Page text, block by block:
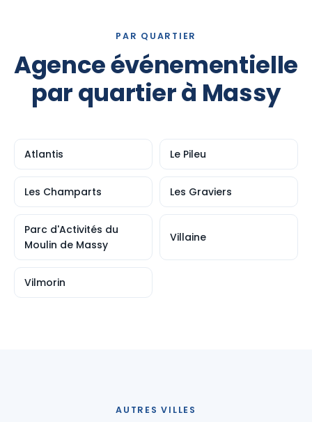
PAR QUARTIER
Agence événementielle
par quartier à Massy
Atlantis Le Pileu
Les Champarts Les Graviers
Parc d'Activités du
Moulin de Massy
Villaine
Vilmorin
AUTRES VILLES